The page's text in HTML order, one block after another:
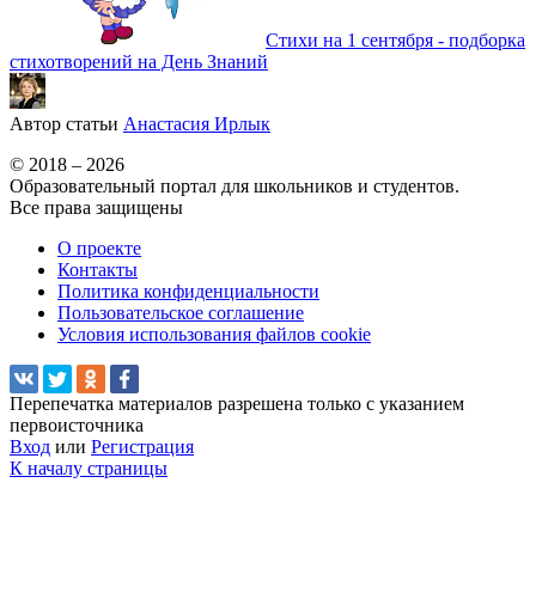
Стихи на 1 сентября - подборка
стихотворений на День Знаний
Автор статьи Анастасия Ирлык
© 2018 – 2026
Образовательный портал для школьников и студентов.
Все права защищены
О проекте
Контакты
Политика конфиденциальности
Пользовательское соглашение
Условия использования файлов cookie
Перепечатка материалов разрешена только с указанием
первоисточника
Вход или Регистрация
К началу страницы